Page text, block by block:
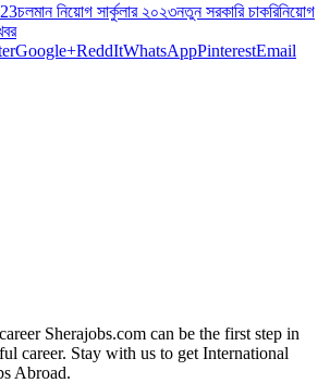
চলমান নিয়োগ সার্কুলার ২০২৩নতুন সরকারি চাকরিনিয়োগ
Google+ReddItWhatsAppPinterestEmail
Sherajobs.com can be the first step in
career. Stay with us to get International
Abroad.